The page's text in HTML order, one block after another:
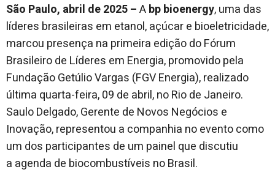
São Paulo, abril de 2025 –Abp bioenergy, uma das
líderes brasileiras em etanol, açúcar e bioeletricidade,
marcou presença na primeira edição do Fórum
Brasileiro de Líderes em Energia, promovido pela
Fundação Getúlio Vargas (FGV Energia), realizado
última quarta-feira, 09 de abril, no Rio de Janeiro.
Saulo Delgado, Gerente de Novos Negócios e
Inovação, representou a companhia no evento como
um dos participantes de um painel que discutiu
a agenda de biocombustíveis no Brasil.